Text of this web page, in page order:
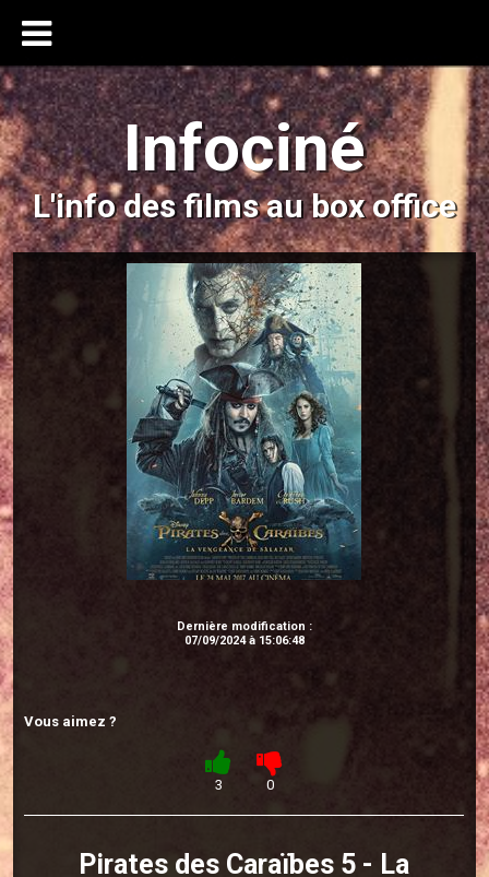
Infociné
L'info des films au box office
Dernière modification :
07/09/2024 à 15:06:48
Vous aimez ?
3 0
Pirates des Caraïbes 5 - La